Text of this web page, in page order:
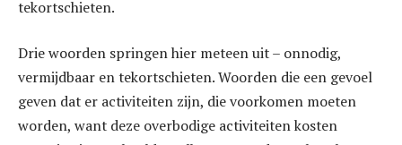
tekortschieten.
Drie woorden springen hier meteen uit – onnodig,
vermijdbaar en tekortschieten. Woorden die een gevoel
geven dat er activiteiten zijn, die voorkomen moeten
worden, want deze overbodige activiteiten kosten